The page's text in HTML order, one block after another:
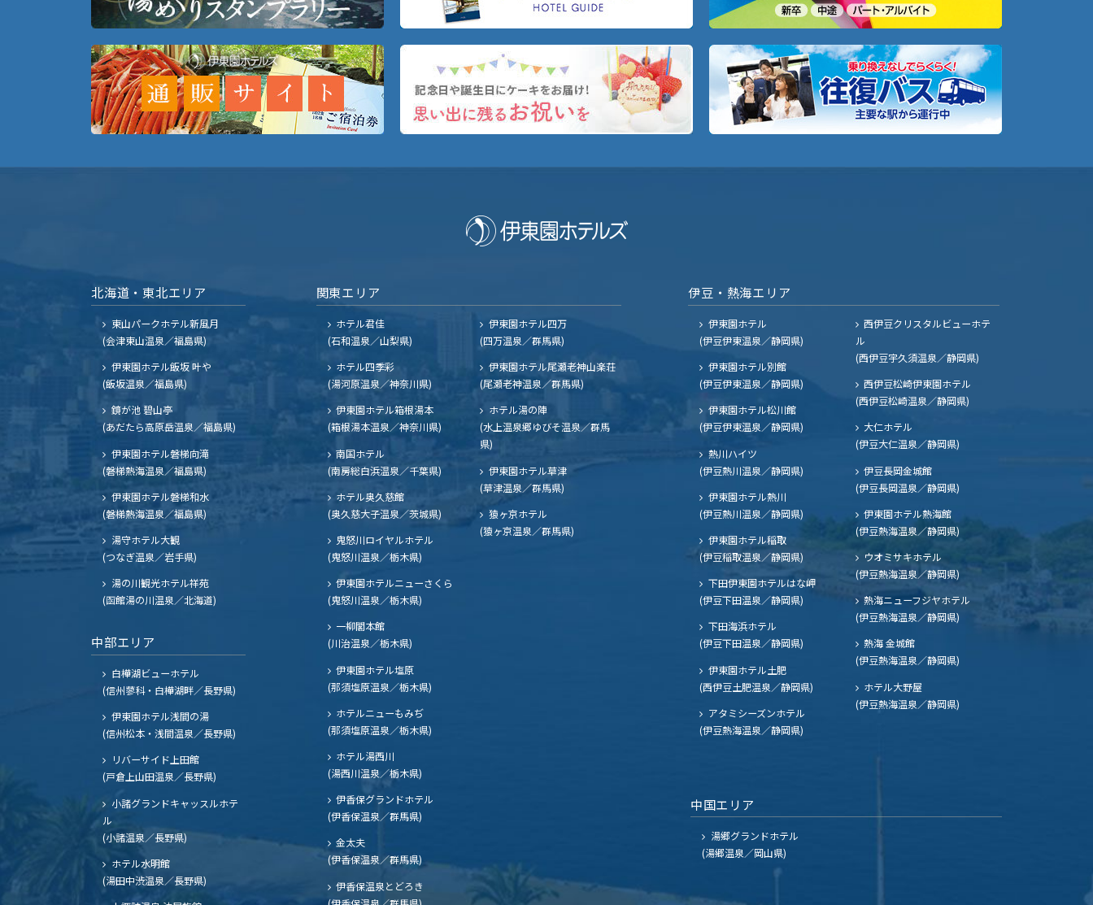
北海道・東北エリア
東山パークホテル新風月
(会津東山温泉／福島県)
伊東園ホテル飯坂 叶や
(飯坂温泉／福島県)
鏡が池 碧山亭
(あだたら高原岳温泉／福島県)
伊東園ホテル磐梯向滝
(磐梯熱海温泉／福島県)
伊東園ホテル磐梯和水
(磐梯熱海温泉／福島県)
湯守ホテル大観
(つなぎ温泉／岩手県)
湯の川観光ホテル祥苑
(函館湯の川温泉／北海道)
中部エリア
白樺湖ビューホテル
(信州蓼科・白樺湖畔／長野県)
伊東園ホテル浅間の湯
(信州松本・浅間温泉／長野県)
リバーサイド上田館
(戸倉上山田温泉／長野県)
小諸グランドキャッスルホテ
ル
(小諸温泉／長野県)
ホテル水明館
(湯田中渋温泉／長野県)
関東エリア
ホテル君佳
(石和温泉／山梨県)
ホテル四季彩
(湯河原温泉／神奈川県)
伊東園ホテル箱根湯本
(箱根湯本温泉／神奈川県)
南国ホテル
(南房総白浜温泉／千葉県)
ホテル奥久慈館
(奥久慈大子温泉／茨城県)
鬼怒川ロイヤルホテル
(鬼怒川温泉／栃木県)
伊東園ホテルニューさくら
(鬼怒川温泉／栃木県)
一柳閣本館
(川治温泉／栃木県)
伊東園ホテル塩原
(那須塩原温泉／栃木県)
ホテルニューもみぢ
(那須塩原温泉／栃木県)
ホテル湯西川
(湯西川温泉／栃木県)
伊香保グランドホテル
(伊香保温泉／群馬県)
金太夫
(伊香保温泉／群馬県)
伊香保温泉とどろき
伊東園ホテル四万
(四万温泉／群馬県)
伊東園ホテル尾瀬老神山楽荘
(尾瀬老神温泉／群馬県)
ホテル湯の陣
(水上温泉郷ゆびそ温泉／群馬
県)
伊東園ホテル草津
(草津温泉／群馬県)
猿ヶ京ホテル
(猿ヶ京温泉／群馬県)
伊豆・熱海エリア
伊東園ホテル
(伊豆伊東温泉／静岡県)
伊東園ホテル別館
(伊豆伊東温泉／静岡県)
伊東園ホテル松川館
(伊豆伊東温泉／静岡県)
熱川ハイツ
(伊豆熱川温泉／静岡県)
伊東園ホテル熱川
(伊豆熱川温泉／静岡県)
伊東園ホテル稲取
(伊豆稲取温泉／静岡県)
下田伊東園ホテルはな岬
(伊豆下田温泉／静岡県)
下田海浜ホテル
(伊豆下田温泉／静岡県)
伊東園ホテル土肥
(西伊豆土肥温泉／静岡県)
西伊豆クリスタルビューホテ
ル
(西伊豆宇久須温泉／静岡県)
西伊豆松崎伊東園ホテル
(西伊豆松崎温泉／静岡県)
大仁ホテル
(伊豆大仁温泉／静岡県)
伊豆長岡金城館
(伊豆長岡温泉／静岡県)
伊東園ホテル熱海館
(伊豆熱海温泉／静岡県)
ウオミサキホテル
(伊豆熱海温泉／静岡県)
熱海ニューフジヤホテル
(伊豆熱海温泉／静岡県)
熱海 金城館
(伊豆熱海温泉／静岡県)
ホテル大野屋
(伊豆熱海温泉／静岡県)
アタミシーズンホテル
(伊豆熱海温泉／静岡県)
中国エリア
湯郷グランドホテル
(湯郷温泉／岡山県)